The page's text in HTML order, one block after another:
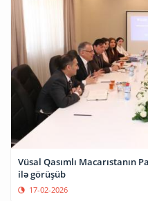
Vüsal Qasımlı
ilə görüşüb
17-02-2026